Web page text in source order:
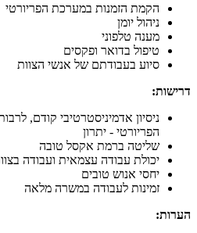
הקמת הזמנות במערכת הפריורטי
ניהול יומן
מענה טלפוני
טיפול בדואר ופקסים
סיוע בעבודתם של אנשי הצוות
דרישות:
ניסיון אדמיניסטרטיבי קודם,
הפריורטי - יתרון
שליטה ברמת אקסל טובה
יכולת עבודה עצמאית ועבודה
יחסי אנוש טובים
זמינות לעבודה במשרה מלאה
הערות: